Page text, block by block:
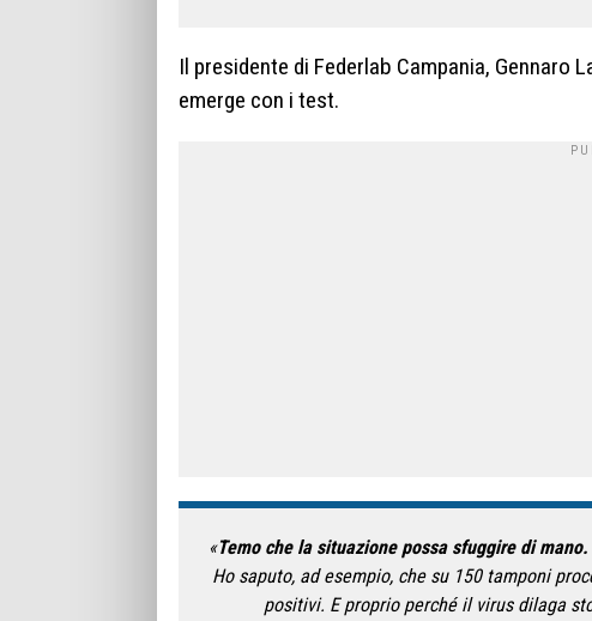
Il presidente di Federlab Campania, Gennaro
emerge con i test.
«Temo che la situazione possa sfuggire di
Ho saputo, ad esempio, che su 150 tamponi
positivi. E proprio perché il virus dilaga